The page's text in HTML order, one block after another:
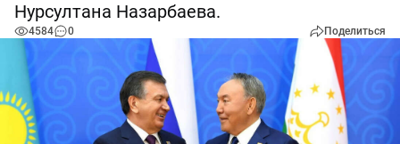
Нурсултана Назарбаева.
4584 0 Поделиться